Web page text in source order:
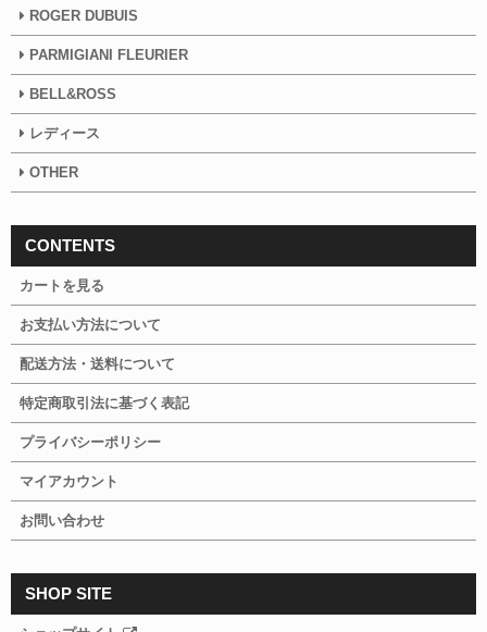
ROGER DUBUIS
PARMIGIANI FLEURIER
BELL&ROSS
レディース
OTHER
CONTENTS
カートを見る
お支払い方法について
配送方法・送料について
特定商取引法に基づく表記
プライバシーポリシー
マイアカウント
お問い合わせ
SHOP SITE